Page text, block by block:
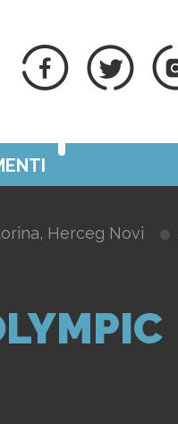
Herceg Novi